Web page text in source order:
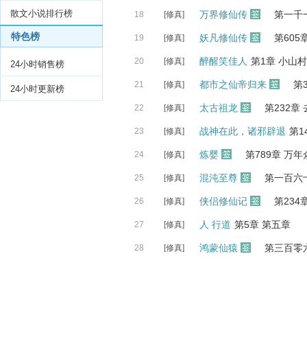
散文小说排行榜
特色榜
24小时销售榜
24小时更新榜
18 [修真] 万界修仙传 第一千
19 [修真] 妖凡修仙传 第605
20 [修真] 醉醒笑佳人 第1章 小山村
21 [修真] 都市之仙帝归来 第
22 [修真] 太古祖龙 第232章
23 [修真] 战神在此，诸邪辟退 第
24 [修真] 炼婴 第789章 万年
25 [修真] 混沌至尊 第一百六
26 [修真] 侠侣修仙记 第234
27 [修真] 人 行道 第5章 第五章
28 [修真] 鸿蒙仙猿 第三百零